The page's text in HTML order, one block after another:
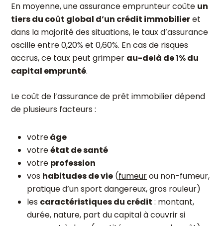
En moyenne, une assurance emprunteur coûte un
tiers du coût global d’un crédit immobilieret
dans la majorité des situations, le taux d’assurance
oscille entre 0,20% et 0,60%. En cas de risques
accrus, ce taux peut grimper au-delà de 1% du
capital emprunté.
Le coût de l’assurance de prêt immobilier dépend
de plusieurs facteurs :
votreâge
votreétat de santé
votre profession
vos habitudes de vie (fumeurou non-fumeur,
pratique d’un sport dangereux, gros rouleur)
les caractéristiques du crédit : montant,
durée, nature, part du capital à couvrir si